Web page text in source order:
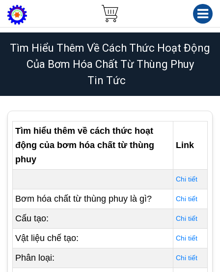
Tìm Hiểu Thêm Về Cách Thức Hoạt Động
Của Bơm Hóa Chất Từ Thùng Phuy
Tin Tức
Tìm hiểu thêm về cách thức hoạt
động của bơm hóa chất từ thùng
phuy
Link
Chi tiết
Bơm hóa chất từ thùng phuy là gì? Chi tiết
Cấu tạo: Chi tiết
Vật liệu chế tạo: Chi tiết
Phân loại: Chi tiết